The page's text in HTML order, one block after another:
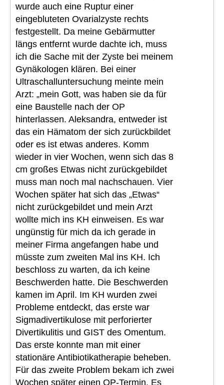
wurde auch eine Ruptur einer
eingebluteten Ovarialzyste rechts
festgestellt. Da meine Gebärmutter
längs entfernt wurde dachte ich, muss
ich die Sache mit der Zyste bei meinem
Gynäkologen klären. Bei einer
Ultraschalluntersuchung meinte mein
Arzt: „mein Gott, was haben sie da für
eine Baustelle nach der OP
hinterlassen. Aleksandra, entweder ist
das ein Hämatom der sich zurückbildet
oder es ist etwas anderes. Komm
wieder in vier Wochen, wenn sich das 8
cm großes Etwas nicht zurückgebildet
muss man noch mal nachschauen. Vier
Wochen später hat sich das „Etwas“
nicht zurückgebildet und mein Arzt
wollte mich ins KH einweisen. Es war
ungünstig für mich da ich gerade in
meiner Firma angefangen habe und
müsste zum zweiten Mal ins KH. Ich
beschloss zu warten, da ich keine
Beschwerden hatte. Die Beschwerden
kamen im April. Im KH wurden zwei
Probleme entdeckt, das erste war
Sigmadivertikulose mit perforierter
Divertikulitis und GIST des Omentum.
Das erste konnte man mit einer
stationäre Antibiotikatherapie beheben.
Für das zweite Problem bekam ich zwei
Wochen später einen OP-Termin. Es